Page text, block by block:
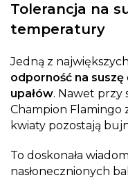
Tolerancja na
temperatury
Jedną z
odporność na suszę
upałów. Nawet przy
Champion Flamingo
kwiaty pozostają
To doskonała
nasłonecznionych